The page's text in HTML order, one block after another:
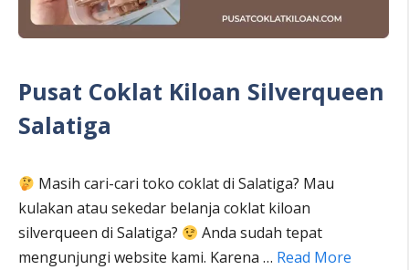
Pusat Coklat Kiloan Silverqueen
Salatiga
Masih cari-cari toko coklat di Salatiga? Mau
kulakan atau sekedar belanja coklat kiloan
silverqueen di Salatiga?
Anda sudah tepat
mengunjungi website kami. Karena … Read More